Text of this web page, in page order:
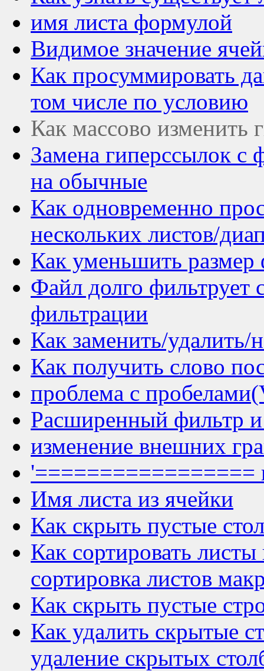
имя листа формулой
Видимое значение
Как просуммировать
том числе по условию
Как массово изменить
Замена
на обычные
Как одновременно
нескольких листов/
Как уменьшить размер
Файл долго фильтрует
фильтрации
Как заменить/удалить/
Как получить слово
проблема с
Расширенный фильтр
изменение внешних
'=================
Имя листа из ячейки
Как скрыть пустые
Как сортировать
сортировка листов
Как скрыть пустые
Как удалить скрытые
удаление скрытых